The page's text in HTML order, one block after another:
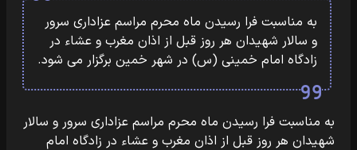
به مناسبت فرا رسیدن ماه محرم مراسم عزاداری سرور
و سالار شهیدان هر روز قبل از اذان مغرب و عشاء در
زادگاه امام خمینی (س) در شهر خمین برگزار می شود.
به مناسبت فرا رسیدن ماه محرم مراسم عزاداری سرور و سالار
شهیدان هر روز قبل از اذان مغرب و عشاء در زادگاه امام